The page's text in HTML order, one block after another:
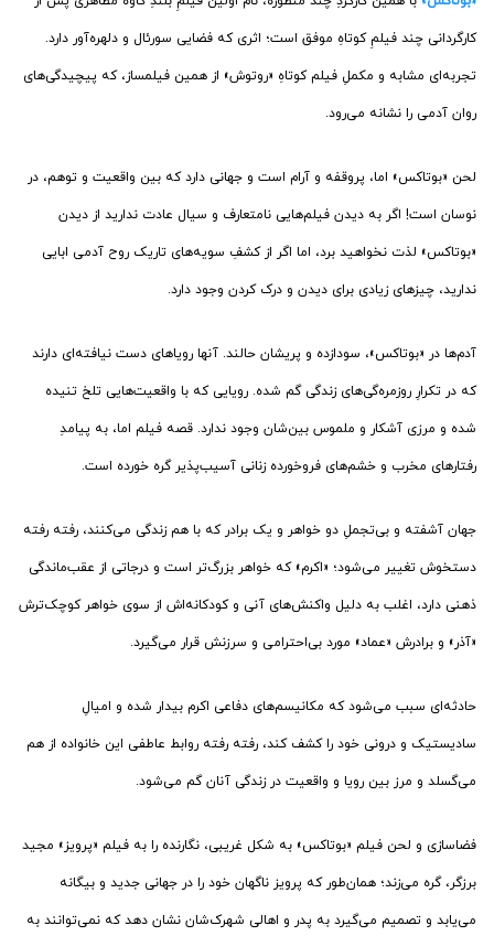
کارگردانی چند فیلمِ کوتاهِ موفق است؛ اثری که فضایی سورئال و دلهره‌آور دارد.
تجربه‌ای مشابه و مکملِ فیلم کوتاهِ «روتوش» از همین فیلمساز، که پیچیدگی‌های
روان آدمی را نشانه می‌رود.
لحن «بوتاکس» اما، پروقفه و آرام است و جهانی دارد که بین واقعیت و توهم، در
نوسان است! اگر به دیدن فیلم‌هایی نامتعارف و سیال عادت ندارید از دیدن
«بوتاکس» لذت نخواهید برد، اما اگر از کشفِ سویه‌های تاریک روح آدمی ابایی
ندارید، چیزهای زیادی برای دیدن و درک کردن وجود دارد.
آدم‌ها در «بوتاکس»، سودا‌زده و پریشان حالند. آنها رویاهای دست نیافته‌‌ای دارند
که در تکرارِ روزمره‌گی‌های زندگی‌ گم شده. رویایی که با واقعیت‌هایی تلخ تنیده
شده و مرزی آشکار و ملموس بین‌شان وجود ندارد. قصه فیلم اما، به پیامدِ
رفتارهای مخرب و خشم‌های فروخورده زنانی آسیب‌پذیر گره خورده است.
جهان آشفته و بی‌تجملِ دو خواهر و یک برادر که با هم زندگی می‌کنند، رفته رفته
دستخوش تغییر می‌شود؛ «اکرم» که خواهر بزرگ‌تر است و درجاتی از عقب‌ماندگی
ذهنی دارد، اغلب به دلیل واکنش‌های آنی و کودکانه‌اش از سوی خواهر کوچک‌ترش
«آذر» و برادرش «عماد» مورد بی‌احترامی و سرزنش قرار می‌گیرد.
حادثه‌ای سبب می‌شود که مکانیسم‌های دفاعی اکرم بیدار شده و امیالِ
سادیستیک و درونی خود را کشف کند، رفته رفته روابط عاطفی این خانواده از هم
می‌گسلد و مرز بین رویا و واقعیت در زندگی آنان گم می‌شود.
فضاسازی و لحن فیلم «بوتاکس» به شکل غریبی، نگارنده را به فیلم «پرویز» مجید
برزگر، گره می‌زند؛ همان‌طور که پرویز ناگهان خود را در جهانی جدید و بیگانه
می‌یابد و تصمیم می‌گیرد به پدر و اهالی شهرک‌شان نشان دهد که نمی‌توانند به